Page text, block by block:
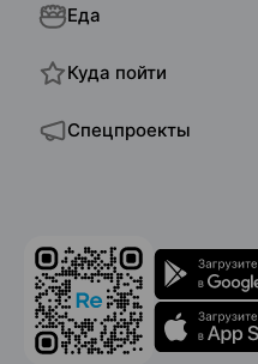
Еда
Куда пойти
Спецпроекты